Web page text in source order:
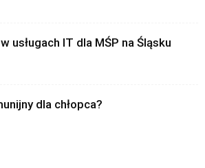
usługach IT dla MŚP na Śląsku
dla chłopca?